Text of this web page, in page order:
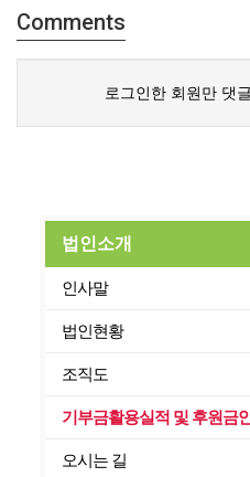
Comments
로그인한 회원만 댓
법인소개
인사말
법인현황
조직도
기부금활용실적 및 후원금
오시는 길